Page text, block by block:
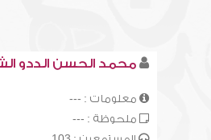
محمد الحسن الددو
معلومات : ---
ملحوظة : ---